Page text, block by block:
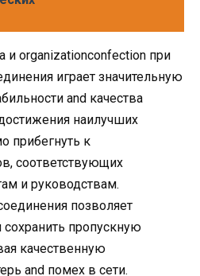
и organizationconfection при
играет значительную
and качества
наилучших
прибегнуть к
соответствующих
и руководствам.
позволяет
пропускную
качественную
and помех в сети.